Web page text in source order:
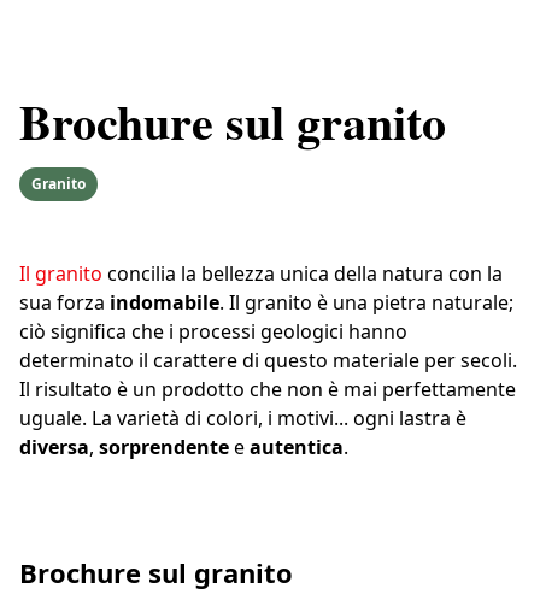
Brochure sul granito
Granito
Il granito concilia la bellezza unica della natura con la
sua forza indomabile. Il granito è una pietra naturale;
ciò significa che i processi geologici hanno
determinato il carattere di questo materiale per secoli.
Il risultato è un prodotto che non è mai perfettamente
uguale. La varietà di colori, i motivi... ogni lastra è
diversa, sorprendenteeautentica.
Brochure sul granito